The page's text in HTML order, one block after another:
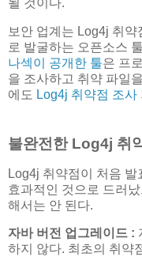
될 것이다.
보안 업계는 Log4j 취
로 발굴하는 오픈소스
나섹이 공개한 툴은 프
을 조사하고 취약 파일
에도 Log4j 취약점 조사
불완전한 Log4j 취
Log4j 취약점이 처음 발
효과적인 것으로 드러
해서는 안 된다.
자바 버전 업그레이드 :
하지 않다. 최초의 취약